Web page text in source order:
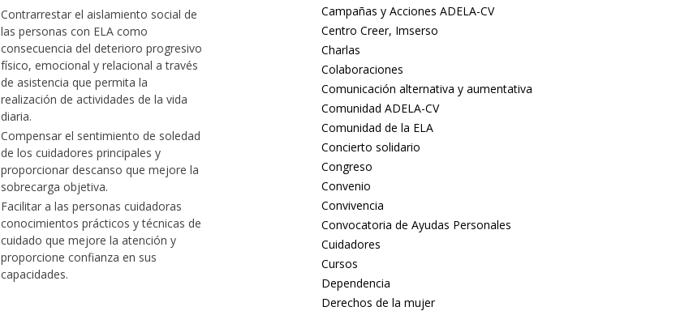
Contrarrestar el aislamiento social de
las personas con ELA como
consecuencia del deterioro progresivo
físico, emocional y relacional a través
de asistencia que permita la
realización de actividades de la vida
diaria.
Compensar el sentimiento de soledad
de los cuidadores principales y
proporcionar descanso que mejore la
sobrecarga objetiva.
Facilitar a las personas cuidadoras
conocimientos prácticos y técnicas de
cuidado que mejore la atención y
proporcione confianza en sus
capacidades.
Campañas y Acciones ADELA-CV
Centro Creer, Imserso
Charlas
Colaboraciones
Comunicación alternativa y aumentativa
Comunidad ADELA-CV
Comunidad de la ELA
Concierto solidario
Congreso
Convenio
Convivencia
Convocatoria de Ayudas Personales
Cuidadores
Cursos
Dependencia
Derechos de la mujer